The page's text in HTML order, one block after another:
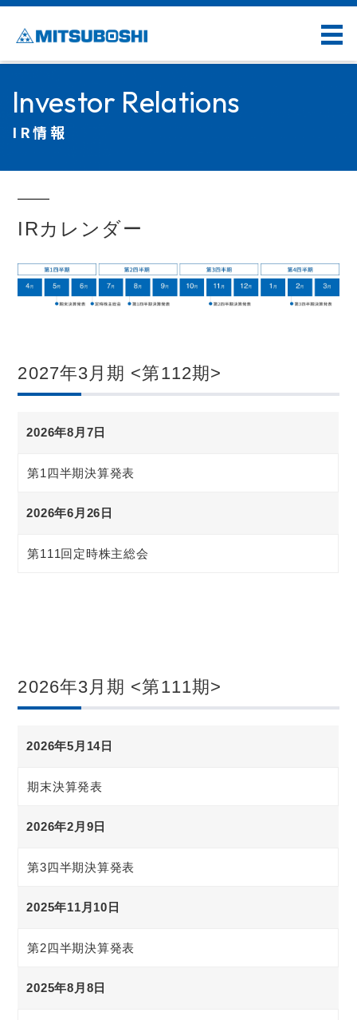
Investor Relations
IR情報
IRカレンダー
2027年3月期 <第112期>
2026年8月7日
第1四半期決算発表
2026年6月26日
第111回定時株主総会
2026年3月期 <第111期>
2026年5月14日
期末決算発表
2026年2月9日
第3四半期決算発表
2025年11月10日
第2四半期決算発表
2025年8月8日